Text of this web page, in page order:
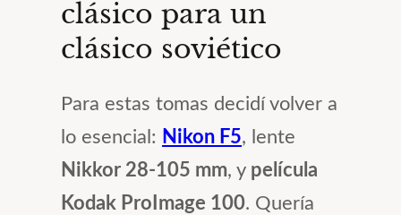
clásico para un
clásico soviético
Para estas tomas decidí volver a
lo esencial: Nikon F5, lente
Nikkor 28-105 mm, y película
Kodak ProImage 100. Quería